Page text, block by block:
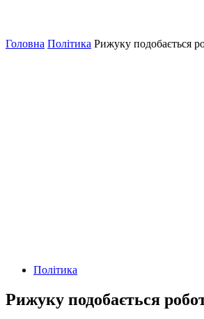
Головна Політика Рижуку подобається
Політика
Рижуку подобається